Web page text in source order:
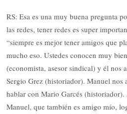
RS: Esa es una muy buena pregunta
las redes, tener redes es super
“siempre es mejor tener amigos que
mucho eso. Ustedes conocen muy
(economista, asesor sindical) y él nos
Sergio Grez (historiador). Manuel nos
hablar con Mario Garcés
Manuel, que también es amigo mío,